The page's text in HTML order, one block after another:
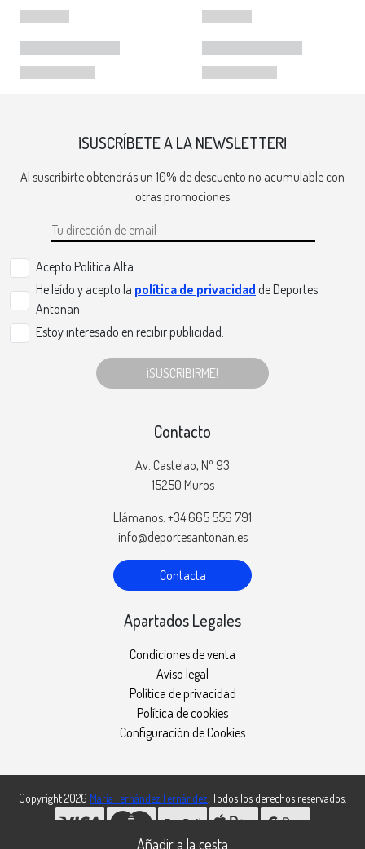
¡SUSCRÍBETE A LA NEWSLETTER!
Al suscribirte obtendrás un 10% de descuento no acumulable con
otras promociones
Acepto Politica Alta
He leído y acepto la política de privacidad de Deportes
Antonan.
Estoy interesado en recibir publicidad.
¡SUSCRIBIRME!
Contacto
Av. Castelao, Nº 93
15250 Muros
Llámanos: +34 665 556 791
info@deportesantonan.es
Contacta
Apartados Legales
Condiciones de venta
Aviso legal
Política de privacidad
Política de cookies
Configuración de Cookies
Copyright 2026 María Fernández Fernández . Todos los derechos reservados.